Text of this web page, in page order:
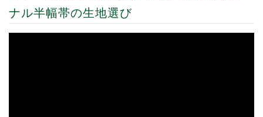
ナル半幅帯の生地選び